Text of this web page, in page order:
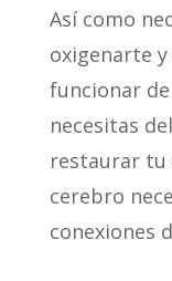
Así como
oxigenarte
funcionar
necesitas
restaurar tu
cerebro
conexiones